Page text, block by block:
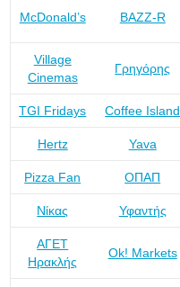
McDonald’s BAZZ-R
Village
Cinemas
Γρηγόρης
TGI Fridays Coffee Island
Hertz Yava
Pizza Fan ΟΠΑΠ
Νίκας Υφαντής
ΑΓΕΤ
Ηρακλής
Ok! Markets